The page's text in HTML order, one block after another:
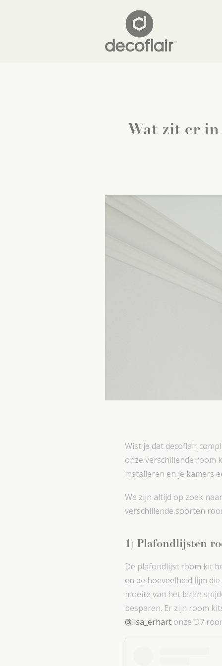
Wat zit er
Wist je dat decoflair
onze verschillende room
installeren en je kamers
We zijn altijd op zoek
verschillende soorten
1) Plafondlijsten
De plafondlijst room kit
en de hoeveelheid lijm
moeite van het leren
besparen. Er zijn room
@lisa_erhart onze D7